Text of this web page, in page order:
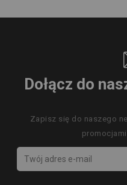
Dołącz do
Zapisz się do naszego